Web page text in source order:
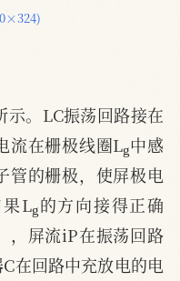
示。LC振荡回路接在
流在栅极线圈Lg中感
管的栅极，使屏极电
Lg的方向接得正确
，屏流iP在振荡回路
在回路中充放电的电